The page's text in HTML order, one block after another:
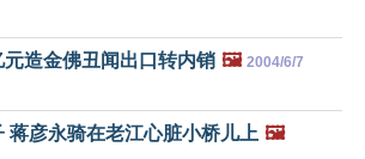
造金佛丑闻出口转内销 🖼️ 2004/6/7
蒋彦永骑在老江心脏小桥儿上 🖼️